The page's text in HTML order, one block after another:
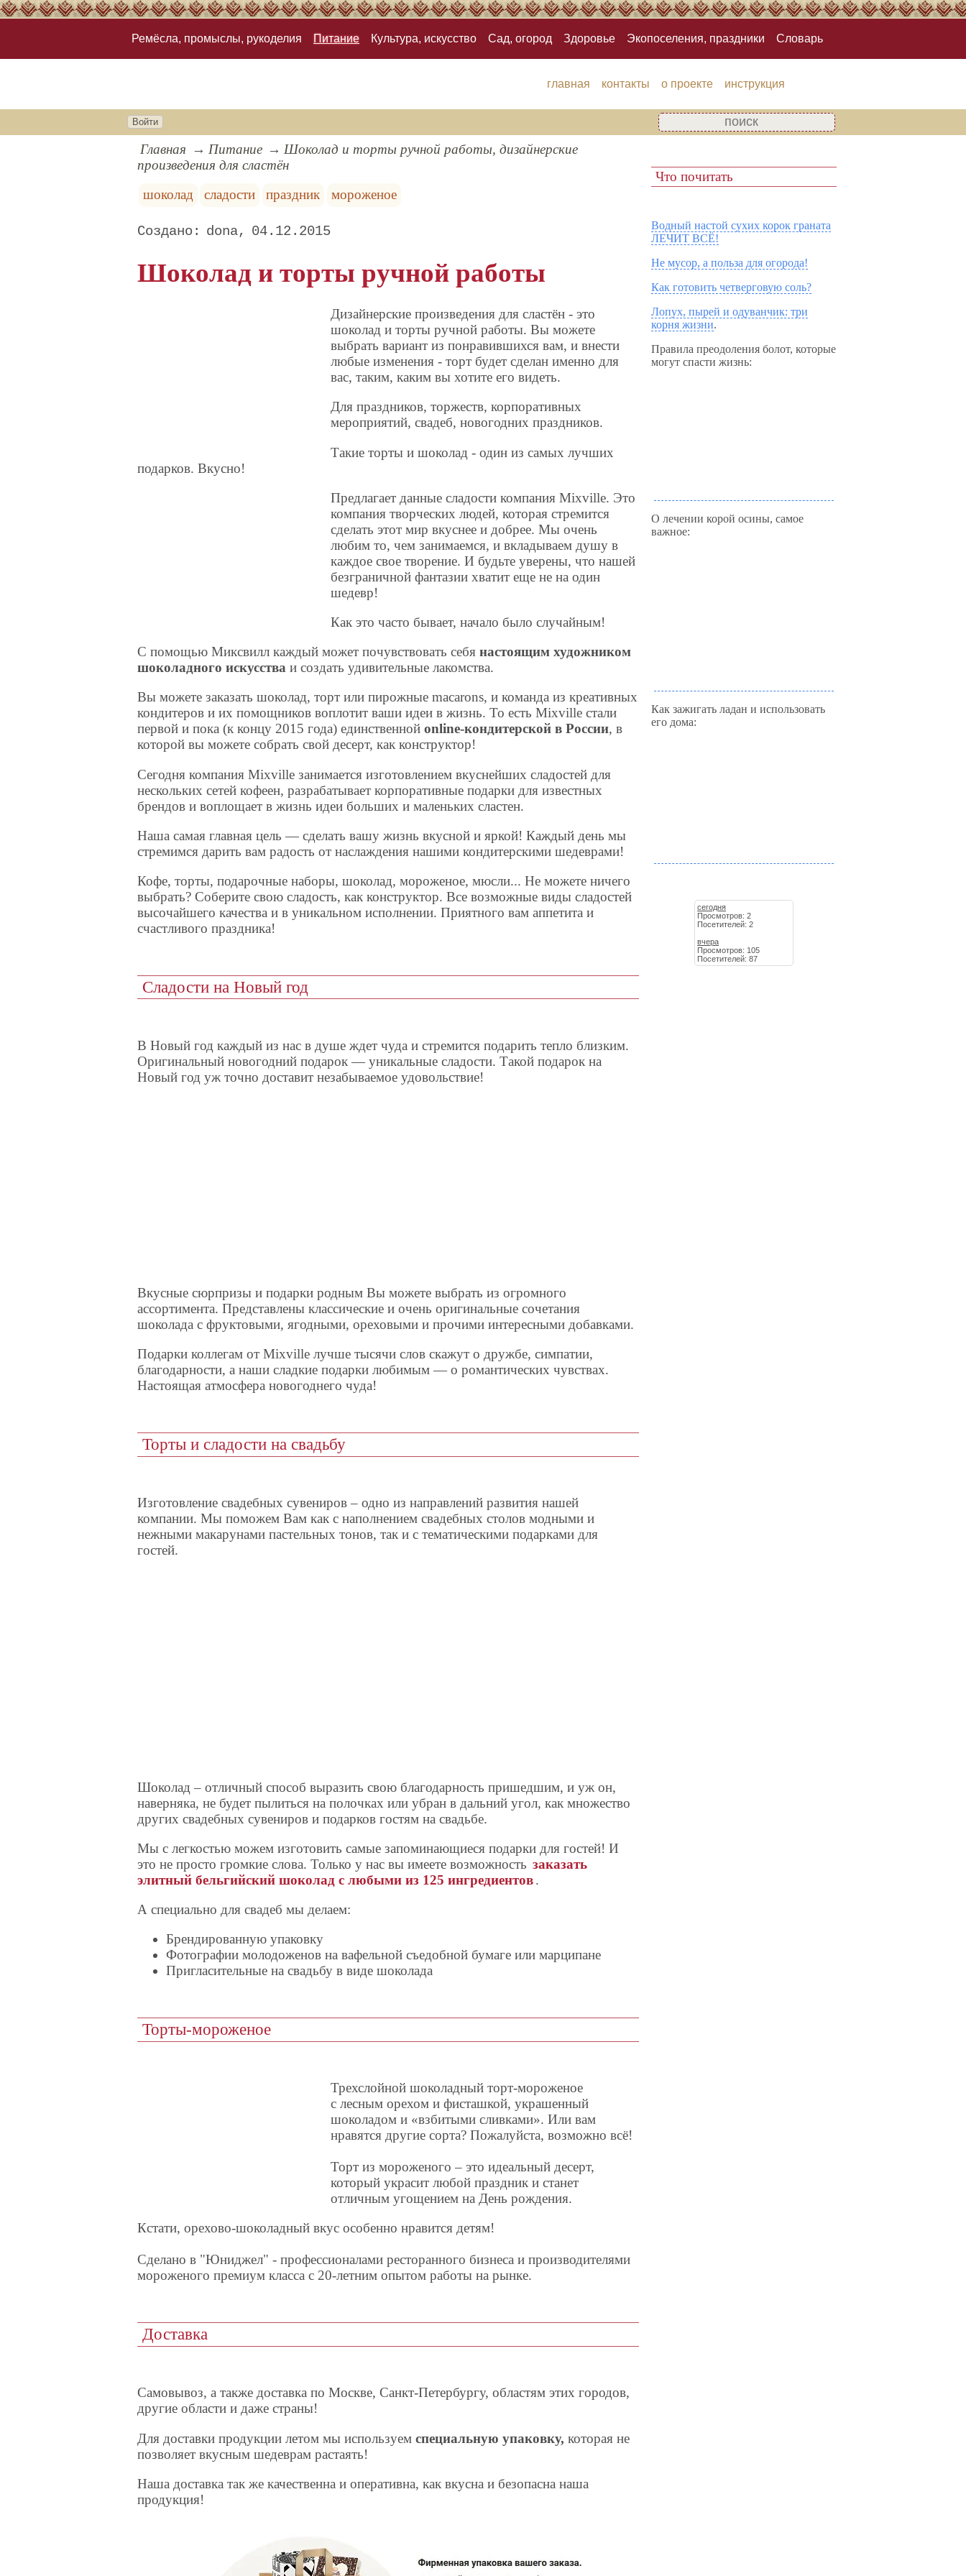
Ремёсла, промыслы, рукоделия Питание Культура, искусство Сад, огород Здоровье Экопоселения, праздники Словарь
главная контакты о проекте инструкция
Войти
Главная Питание
Шоколад и торты ручной работы, дизайнерские
произведения для сластён
шоколад
сладости праздник мороженое
dona 04.12.2015
Шоколад и торты ручной работы
Дизайнерские произведения для сластён - это
шоколад и торты ручной работы. Вы можете
выбрать вариант из понравившихся вам, и внести
любые изменения - торт будет сделан именно для
вас, таким, каким вы хотите его видеть.
Для праздников, торжеств, корпоративных
мероприятий, свадеб, новогодних праздников.
Такие торты и шоколад - один из самых лучших
подарков. Вкусно!
Предлагает данные сладости компания Mixville. Это
компания творческих людей, которая стремится
сделать этот мир вкуснее и добрее. Мы очень
любим то, чем занимаемся, и вкладываем душу в
каждое свое творение. И будьте уверены, что нашей
безграничной фантазии хватит еще не на один
шедевр!
Как это часто бывает, начало было случайным!
С помощью Миксвилл каждый может почувствовать себянастоящим художником
шоколадного искусства и создать удивительные лакомства.
Вы можете заказать шоколад, торт или пирожные macarons, и команда из креативных
кондитеров и их помощников воплотит ваши идеи в жизнь. То есть Mixville стали
первой и пока (к концу 2015 года) единственнойonline-кондитерской в России, в
которой вы можете собрать свой десерт, как конструктор!
Сегодня компания Mixville занимается изготовлением вкуснейших сладостей для
нескольких сетей кофеен, разрабатывает корпоративные подарки для известных
брендов и воплощает в жизнь идеи больших и маленьких сластен.
Наша самая главная цель — сделать вашу жизнь вкусной и яркой! Каждый день мы
стремимся дарить вам радость от наслаждения нашими кондитерскими шедеврами!
Кофе, торты, подарочные наборы, шоколад, мороженое, мюсли... Не можете ничего
выбрать? Соберите свою сладость, как конструктор. Все возможные виды сладостей
высочайшего качества и в уникальном исполнении. Приятного вам аппетита и
счастливого праздника!
Сладости на Новый год
В Новый год каждый из нас в душе ждет чуда и стремится подарить тепло близким.
Оригинальный новогодний подарок — уникальные сладости. Такой подарок на
Новый год уж точно доставит незабываемое удовольствие!
Вкусные сюрпризы и подарки родным Вы можете выбрать из огромного
ассортимента. Представлены классические и очень оригинальные сочетания
шоколада с фруктовыми, ягодными, ореховыми и прочими интересными добавками.
Подарки коллегам от Mixville лучше тысячи слов скажут о дружбе, симпатии,
благодарности, а наши сладкие подарки любимым — о романтических чувствах.
Настоящая атмосфера новогоднего чуда!
Торты и сладости на свадьбу
Изготовление свадебных сувениров – одно из направлений развития нашей
компании. Мы поможем Вам как с наполнением свадебных столов модными и
нежными макарунами пастельных тонов, так и с тематическими подарками для
гостей.
Шоколад – отличный способ выразить свою благодарность пришедшим, и уж он,
наверняка, не будет пылиться на полочках или убран в дальний угол, как множество
других свадебных сувениров и подарков гостям на свадьбе.
Мы с легкостью можем изготовить самые запоминающиеся подарки для гостей! И
это не просто громкие слова. Только у нас вы имеете возможность заказать
элитный бельгийский шоколад с любыми из 125 ингредиентов.
А специально для свадеб мы делаем:
Брендированную упаковку
Фотографии молодоженов на вафельной съедобной бумаге или марципане
Пригласительные на свадьбу в виде шоколада
Торты-мороженое
Трехслойной шоколадный торт-мороженое
с лесным орехом и фисташкой, украшенный
шоколадом и «взбитыми сливками». Или вам
нравятся другие сорта? Пожалуйста, возможно всё!
Торт из мороженого – это идеальный десерт,
который украсит любой праздник и станет
отличным угощением на День рождения.
Кстати, орехово-шоколадный вкус особенно нравится детям!
Сделано в "Юниджел" - профессионалами ресторанного бизнеса и производителями
мороженого премиум класса с 20-летним опытом работы на рынке.
Доставка
Самовывоз, а также доставка по Москве, Санкт-Петербургу, областям этих городов,
другие области и даже страны!
Для доставки продукции летом мы используемспециальную упаковку, которая не
позволяет вкусным шедеврам растаять!
Наша доставка так же качественна и оперативна, как вкусна и безопасна наша
продукция!
Что почитать
Водный настой сухих корок граната
ЛЕЧИТ ВСЁ!
Не мусор, а польза для огорода!
Как готовить четверговую соль?
Лопух, пырей и одуванчик: три
корня жизни.
Правила преодоления болот, которые
могут спасти жизнь:
О лечении корой осины, самое
важное:
Как зажигать ладан и использовать
его дома:
сегодня
Просмотров: 2
Посетителей: 2
вчера
Просмотров: 105
Посетителей: 87